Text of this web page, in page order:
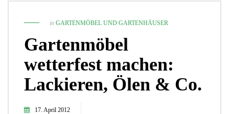
in GARTENMÖBEL UND GARTENHÄUSER
Gartenmöbel
wetterfest machen:
Lackieren, Ölen & Co.
17. April 2012